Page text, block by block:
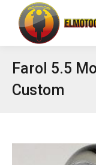
Farol 5.5
Custom